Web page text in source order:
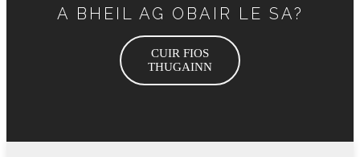
A BHEIL AG OBAIR LE SA?
CUIR FIOS
THUGAINN